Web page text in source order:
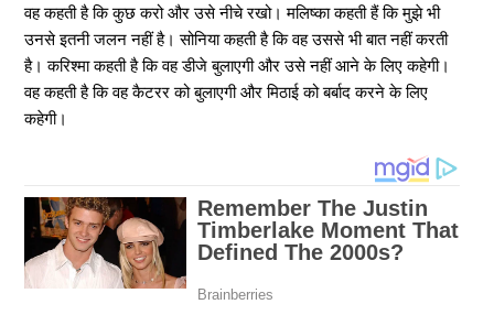
वह कहती है कि कुछ करो और उसे नीचे रखो। मलिष्का कहती हैं कि मुझे भी
उनसे इतनी जलन नहीं है। सोनिया कहती है कि वह उससे भी बात नहीं करती
है। करिश्मा कहती है कि वह डीजे बुलाएगी और उसे नहीं आने के लिए कहेगी।
वह कहती है कि वह कैटरर को बुलाएगी और मिठाई को बर्बाद करने के लिए
कहेगी।